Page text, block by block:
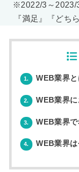
※2022/3～2023/
『満足』『どち
1. WEB業界と
2. WEB業界
3. WEB業界
4. WEB業界